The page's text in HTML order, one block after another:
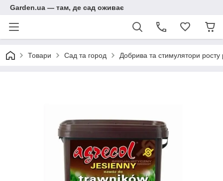
Garden.ua — там, де сад оживає
Товари Сад та город Добрива та стимулятори росту